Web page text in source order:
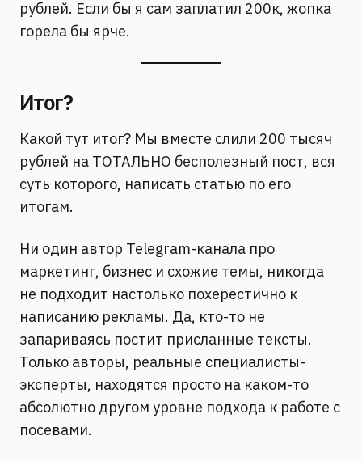
рублей. Если бы я сам заплатил 200к, жопка
горела бы ярче.
Итог?
Какой тут итог? Мы вместе слили 200 тысяч
рублей на ТОТАЛЬНО бесполезный пост, вся
суть которого, написать статью по его
итогам.
Ни один автор Telegram-канала про
маркетинг, бизнес и схожие темы, никогда
не подходит настолько похерестично к
написанию рекламы. Да, кто-то не
запариваясь постит присланные тексты.
Только авторы, реальные специалисты-
эксперты, находятся просто на каком-то
абсолютно другом уровне подхода к работе с
посевами.